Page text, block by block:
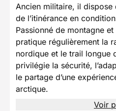
Ancien militaire, il dispose
de l’itinérance en
Passionné de montagne
pratique régulièrement la
nordique et le trail longue
privilégie la sécurité,
le partage d’une
arctique.
Voir